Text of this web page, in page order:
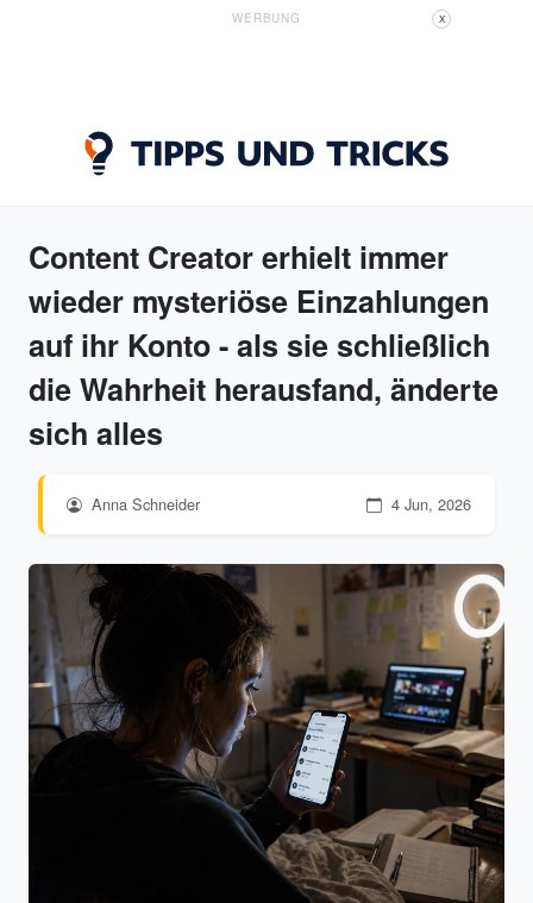
WERBUNG X
Content Creator erhielt immer
wieder mysteriöse Einzahlungen
auf ihr Konto - als sie schließlich
die Wahrheit herausfand, änderte
sich alles
Anna Schneider 4 Jun, 2026